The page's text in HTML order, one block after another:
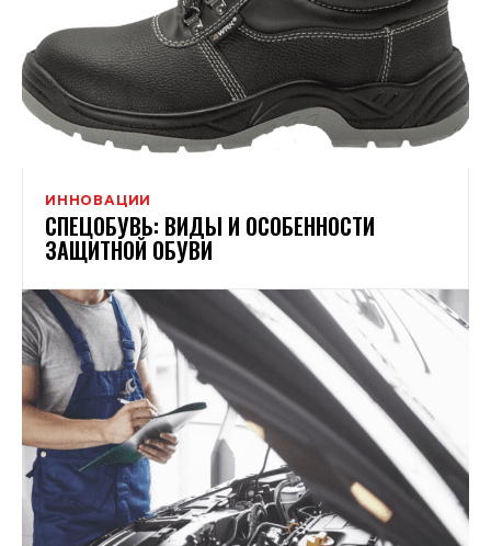
ИННОВАЦИИ
СПЕЦОБУВЬ: ВИДЫ И ОСОБЕННОСТИ
ЗАЩИТНОЙ ОБУВИ